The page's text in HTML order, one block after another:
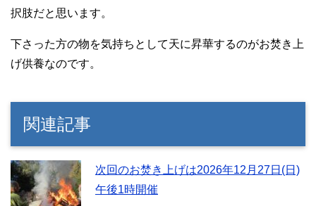
択肢だと思います。
下さった方の物を気持ちとして天に昇華するのがお焚き上
げ供養なのです。
関連記事
次回のお焚き上げは2026年12月27日(日)
午後1時開催